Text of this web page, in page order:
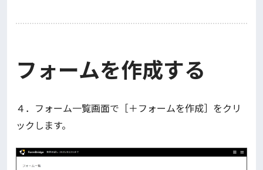
フォームを作成する
４．フォーム一覧画面で［＋フォームを作成］をクリ
ックします。